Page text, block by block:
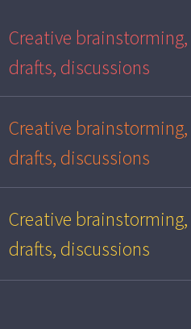
Creative
drafts, discussions
Creative
drafts, discussions
Creative
drafts, discussions